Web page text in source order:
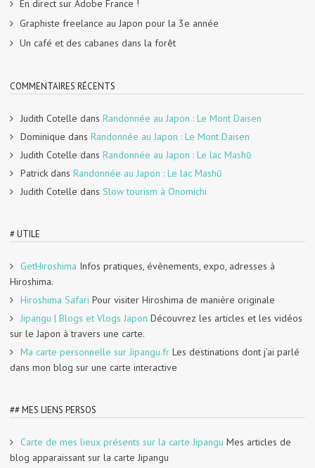
En direct sur Adobe France !
Graphiste freelance au Japon pour la 3e année
Un café et des cabanes dans la forêt
COMMENTAIRES RÉCENTS
Judith Cotelle dans Randonnée au Japon : Le Mont Daisen
Dominique dans Randonnée au Japon : Le Mont Daisen
Judith Cotelle dans Randonnée au Japon : Le lac Mashū
Patrick dans Randonnée au Japon : Le lac Mashū
Judith Cotelle dans Slow tourism à Onomichi
# UTILE
GetHiroshima Infos pratiques, évènements, expo, adresses à
Hiroshima.
Hiroshima Safari Pour visiter Hiroshima de manière originale
Jipangu | Blogs et Vlogs Japon Découvrez les articles et les vidéos
sur le Japon à travers une carte.
Ma carte personnelle sur Jipangu.fr Les destinations dont j’ai parlé
dans mon blog sur une carte interactive
## MES LIENS PERSOS
Carte de mes lieux présents sur la carte Jipangu Mes articles de
blog apparaissant sur la carte Jipangu